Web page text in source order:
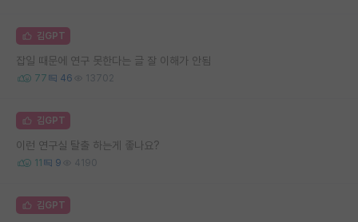
김GPT
잡일 때문에 연구 못한다는 글 잘 이해가 안됨
77 46 13702
김GPT
이런 연구실 탈출 하는게 좋나요?
11 9 4190
김GPT